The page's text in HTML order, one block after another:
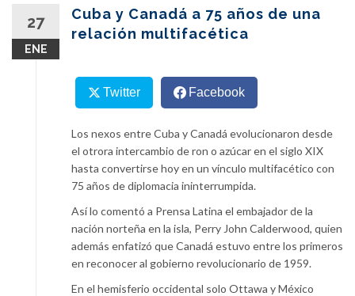
27
ENE
Cuba y Canadá a 75 años de una
relación multifacética
Twitter Facebook
Los nexos entre Cuba y Canadá evolucionaron desde
el otrora intercambio de ron o azúcar en el siglo XIX
hasta convertirse hoy en un vínculo multifacético con
75 años de diplomacia ininterrumpida.
Así lo comentó a Prensa Latina el embajador de la
nación norteña en la isla, Perry John Calderwood, quien
además enfatizó que Canadá estuvo entre los primeros
en reconocer al gobierno revolucionario de 1959.
En el hemisferio occidental solo Ottawa y México